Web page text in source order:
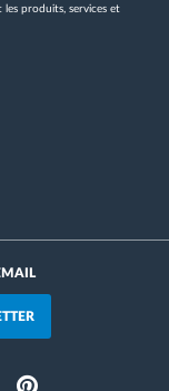
produits, services et